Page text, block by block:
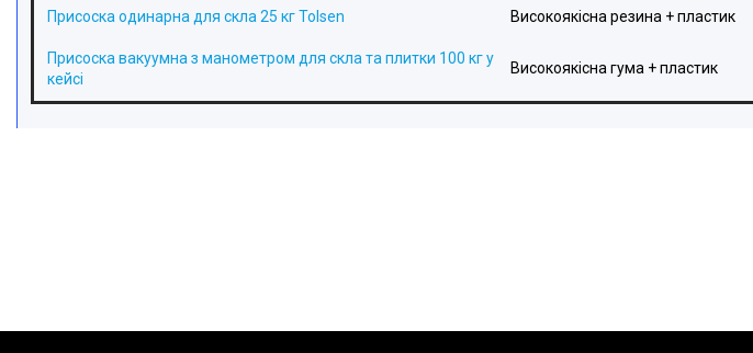
Присоска одинарна для скла 25 кг Tolsen Високоякісна резина + пластик
Присоска вакуумна з манометром для скла та плитки 100 кг у
кейсі
Високоякісна гума + пластик